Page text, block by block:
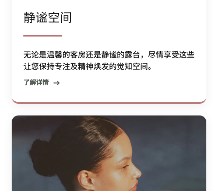
静谧空间
无论是温馨的客房还是静谧的露台，尽情享受这些
让您保持专注及精神焕发的觉知空间。
了解详情